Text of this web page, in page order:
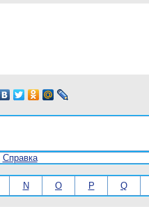
Справка
N O P Q